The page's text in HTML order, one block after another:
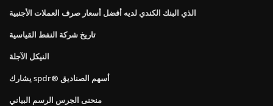
الذي البنك الكندي لديه أفضل أسعار صرف العملات الأجنبية
تاريخ شركة النفط القياسية
النيكل الآجلة
يشارك spdr® أسهم الصناديق
منحنى الجرس الرسم البياني